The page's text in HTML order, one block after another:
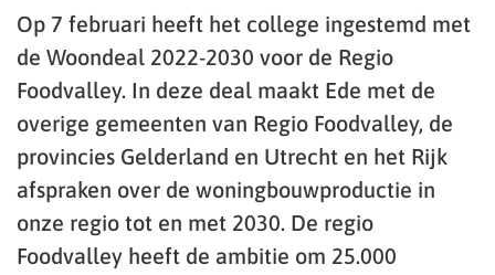
Op 7 februari heeft het college ingestemd met
de Woondeal 2022-2030 voor de Regio
Foodvalley. In deze deal maakt Ede met de
overige gemeenten van Regio Foodvalley, de
provincies Gelderland en Utrecht en het Rijk
afspraken over de woningbouwproductie in
onze regio tot en met 2030. De regio
Foodvalley heeft de ambitie om 25.000